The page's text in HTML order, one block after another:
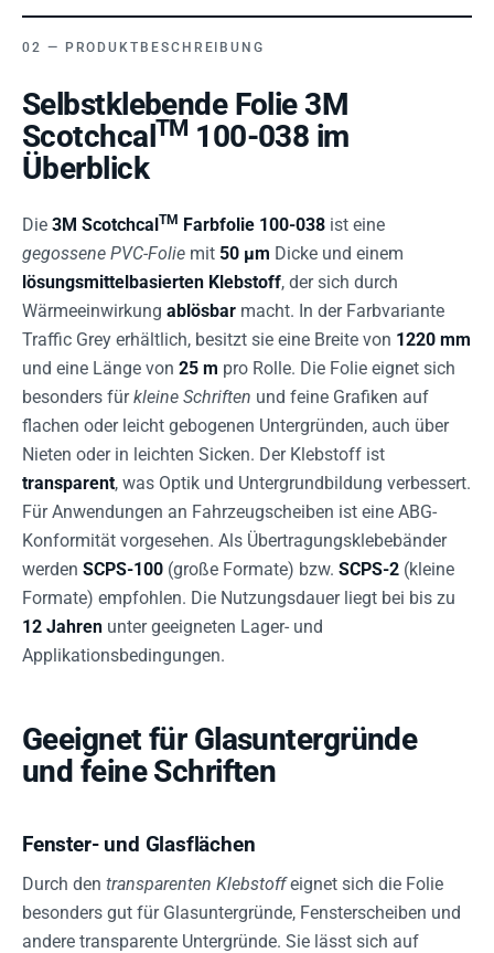
PRODUKTBESCHREIBUNG
Selbstklebende Folie 3M
ScotchcalTM 100-038 im
Überblick
Die 3M ScotchcalTM Farbfolie 100-038 ist eine
gegossene PVC-Folie mit 50 µm Dicke und einem
lösungsmittelbasierten Klebstoff, der sich durch
Wärmeeinwirkung ablösbar macht. In der Farbvariante
Traffic Grey erhältlich, besitzt sie eine Breite von 1220 mm
und eine Länge von 25 m pro Rolle. Die Folie eignet sich
besonders fürkleine Schriften und feine Grafiken auf
flachen oder leicht gebogenen Untergründen, auch über
Nieten oder in leichten Sicken. Der Klebstoff ist
transparent, was Optik und Untergrundbildung verbessert.
Für Anwendungen an Fahrzeugscheiben ist eine ABG-
Konformität vorgesehen. Als Übertragungsklebebänder
werden SCPS-100 (große Formate) bzw. SCPS-2 (kleine
Formate) empfohlen. Die Nutzungsdauer liegt bei bis zu
12 Jahren unter geeigneten Lager- und
Applikationsbedingungen.
Geeignet für Glasuntergründe
und feine Schriften
Fenster- und Glasflächen
Durch den transparenten Klebstoffeignet sich die Folie
besonders gut für Glasuntergründe, Fensterscheiben und
andere transparente Untergründe. Sie lässt sich auf